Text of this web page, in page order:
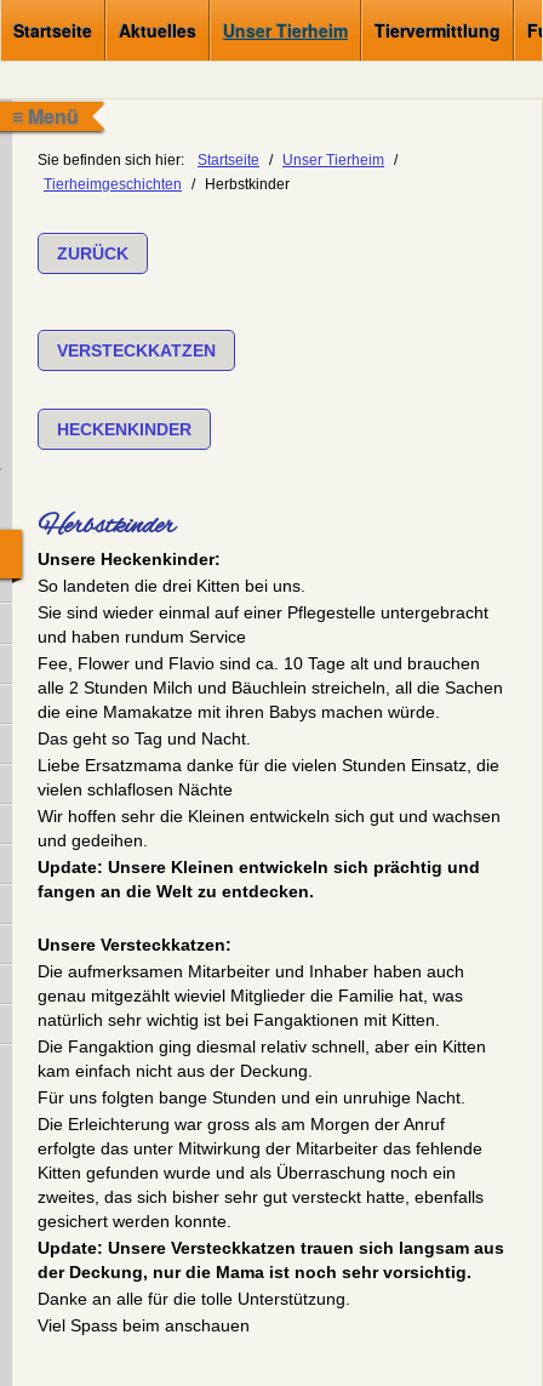
Startseite Aktuelles Unser Tierheim Tiervermittlung
≡ Menü
Sie befinden sich hier: Startseite / Unser Tierheim /
Tierheimgeschichten
/ Herbstkinder
ZURÜCK
VERSTECKKATZEN
HECKENKINDER
Herbstkinder
Unsere Heckenkinder:
So landeten die drei Kitten bei uns.
Sie sind wieder einmal auf einer Pflegestelle untergebracht
und haben rundum Service
Fee, Flower und Flavio sind ca. 10 Tage alt und brauchen
alle 2 Stunden Milch und Bäuchlein streicheln, all die Sachen
die eine Mamakatze mit ihren Babys machen würde.
Das geht so Tag und Nacht.
Liebe Ersatzmama danke für die vielen Stunden Einsatz, die
vielen schlaflosen Nächte
Wir hoffen sehr die Kleinen entwickeln sich gut und wachsen
und gedeihen.
Update: Unsere Kleinen entwickeln sich prächtig und
fangen an die Welt zu entdecken.
Unsere Versteckkatzen:
Die aufmerksamen Mitarbeiter und Inhaber haben auch
genau mitgezählt wieviel Mitglieder die Familie hat, was
natürlich sehr wichtig ist bei Fangaktionen mit Kitten.
Die Fangaktion ging diesmal relativ schnell, aber ein Kitten
kam einfach nicht aus der Deckung.
Für uns folgten bange Stunden und ein unruhige Nacht.
Die Erleichterung war gross als am Morgen der Anruf
erfolgte das unter Mitwirkung der Mitarbeiter das fehlende
Kitten gefunden wurde und als Überraschung noch ein
zweites, das sich bisher sehr gut versteckt hatte, ebenfalls
gesichert werden konnte.
Update: Unsere Versteckkatzen trauen sich langsam aus
der Deckung, nur die Mama ist noch sehr vorsichtig.
Danke an alle für die tolle Unterstützung.
Viel Spass beim anschauen